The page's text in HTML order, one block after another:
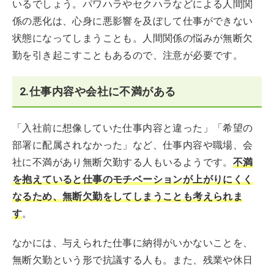
いるでしょう。パワハラやセクハラなどによる人間関
係の悪化は、心身に悪影響を及ぼして仕事ができない
状態になってしまうことも。人間関係の悩みが無断欠
勤を引き起こすこともあるので、注意が必要です。
2.仕事内容や会社に不満がある
「入社前に想像していた仕事内容と違った」「希望の
部署に配属されなかった」など、仕事内容や職場、会
社に不満があり無断欠勤する人もいるようです。 不満
を抱えていると仕事のモチベーションが上がりにくく
なるため、無断欠勤をしてしまうことも考えられま
す。
なかには、与えられた仕事に納得がいかないことを、
無断欠勤という形で抗議する人も。また、残業や休日